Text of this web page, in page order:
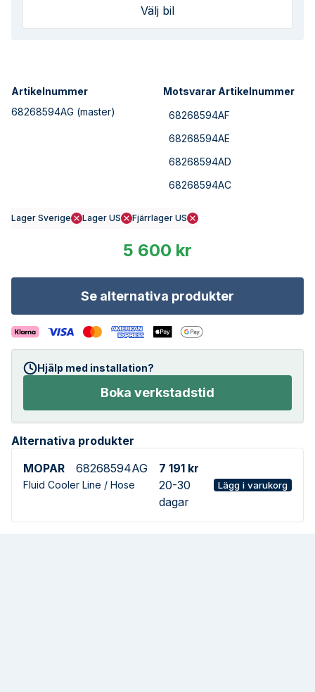
Välj bil
Artikelnummer
68268594AG (master)
Motsvarar Artikelnummer
68268594AF
68268594AE
68268594AD
68268594AC
Lager Sverige Lager US Fjärrlager US
5 600 kr
Se alternativa produkter
Hjälp med installation?
Boka verkstadstid
Alternativa produkter
MOPAR
68268594AG
Fluid Cooler Line / Hose
7 191 kr
20-30
dagar
Lägg i varukorg